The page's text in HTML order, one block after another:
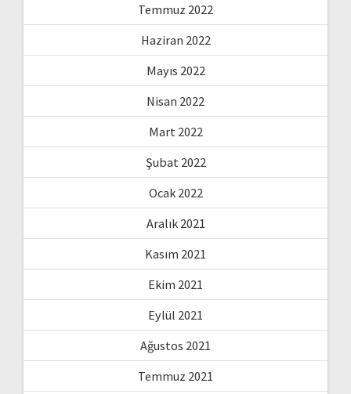
Temmuz 2022
Haziran 2022
Mayıs 2022
Nisan 2022
Mart 2022
Şubat 2022
Ocak 2022
Aralık 2021
Kasım 2021
Ekim 2021
Eylül 2021
Ağustos 2021
Temmuz 2021